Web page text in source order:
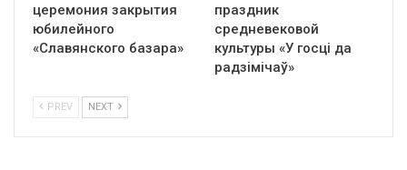
церемония закрытия
юбилейного
«Славянского базара»
праздник
средневековой
культуры «У госці да
радзімічаў»
PREV NEXT